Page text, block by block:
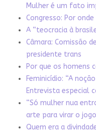
Mulher é um fato
Congresso: Por
A “teocracia à
Câmara: Comissão
presidente trans
Por que os homens
Feminicídio: “A
Entrevista especial
“Só mulher nua
arte para virar o jogo
Quem era a